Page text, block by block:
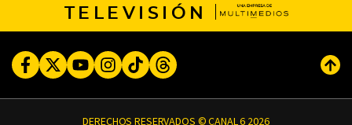
TELEVISIÓN
FacebookTwitterYoutubeInstagram
TikTokThreads
DERECHOS RESERVADOS © CANAL 6 2026